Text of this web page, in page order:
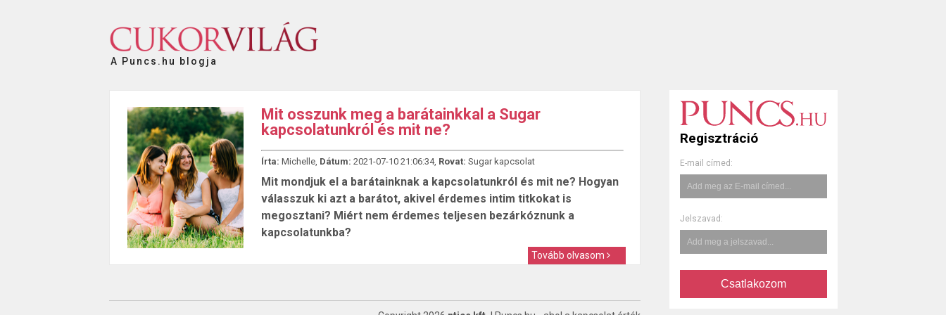
Regisztráció
E-mail címed:
Jelszavad:
Csatlakozom
A Puncs.hu blogja
Mit osszunk meg a barátainkkal a Sugar
kapcsolatunkról és mit ne?
Írta: Michelle, Dátum: 2021-07-10 21:06:34, Rovat: Sugar kapcsolat
Mit mondjuk el a barátainknak a kapcsolatunkról és mit ne? Hogyan
válasszuk ki azt a barátot, akivel érdemes intim titkokat is
megosztani? Miért nem érdemes teljesen bezárkóznunk a
kapcsolatunkba?
Tovább olvasom